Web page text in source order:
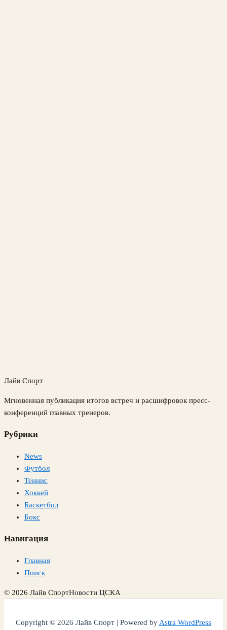
Лайв Спорт
Мгновенная публикация итогов встреч и расшифровок пресс-
конференций главных тренеров.
Рубрики
News
Футбол
Теннис
Хоккей
Баскетбол
Бокс
Навигация
Главная
Поиск
© 2026 Лайв СпортНовости ЦСКА
Copyright © 2026 Лайв Спорт | Powered byAstra WordPress